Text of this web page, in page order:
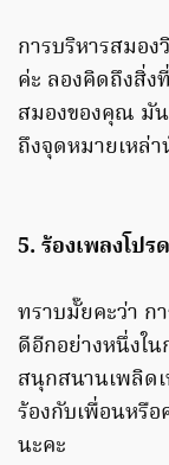
การบริหารสมอ
ค่ะ ลองคิดถึงสิ่
สมองของคุณ มั
ถึงจุดหมายเหล่
5. ร้องเพลงโป
ทราบมั๊ยคะว่า ก
ดีอีกอย่างหนึ่งใ
สนุกสนานเพลิด
ร้องกับเพื่อนหรื
นะคะ